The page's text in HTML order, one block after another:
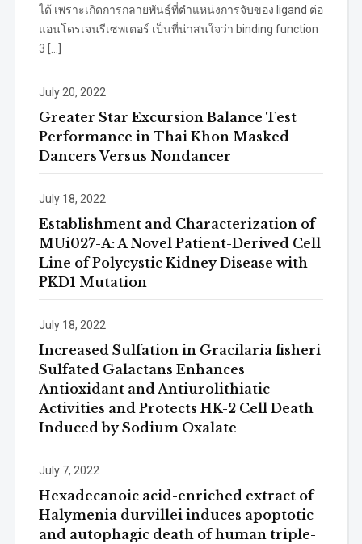
ได้ เพราะเกิดการกลายพันธุ์ที่ตำแหน่งการจับของ ligand ต่อ
แอนโดรเจนรีเซพเตอร์ เป็นที่น่าสนใจว่า binding function
3 […]
July 20, 2022
Greater Star Excursion Balance Test
Performance in Thai Khon Masked
Dancers Versus Nondancer
July 18, 2022
Establishment and Characterization of
MUi027-A: A Novel Patient-Derived Cell
Line of Polycystic Kidney Disease with
PKD1 Mutation
July 18, 2022
Increased Sulfation in Gracilaria fisheri
Sulfated Galactans Enhances
Antioxidant and Antiurolithiatic
Activities and Protects HK-2 Cell Death
Induced by Sodium Oxalate
July 7, 2022
Hexadecanoic acid-enriched extract of
Halymenia durvillei induces apoptotic
and autophagic death of human triple-